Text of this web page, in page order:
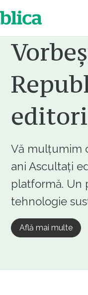
Vă mulțumim
ani Ascultați
platformă. Un
tehnologie
Află mai multe